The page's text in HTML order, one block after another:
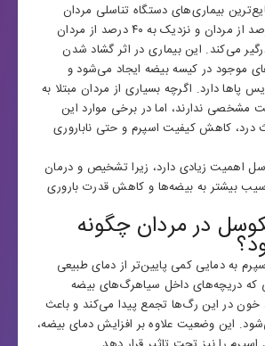
بیماری‌های دستگاه تناسلی مردان
است که حدود ۱۵ درصد از مردان و نزدیک به ۴۰ درصد از مردان
درگیر می‌کند. این بیماری در اثر گشاد شدن
موجود در کیسه بیضه ایجاد می‌شود و
پاها دارد. اگرچه بسیاری از مردان مبتلا به
مشخصی ندارند، اما در برخی موارد این
درد، کاهش کیفیت اسپرم و حتی ناباروری
اهمیت زیادی دارد، زیرا تشخیص و درمان
بیشتر به بیضه‌ها و کاهش قدرت باروری
در مردان چگونه
به دمایی کمی پایین‌تر از دمای طبیعی
که دریچه‌های داخل سیاهرگ‌های بیضه
خون در این رگ‌ها تجمع پیدا می‌کند و باعث
این وضعیت علاوه بر افزایش دمای بیضه،